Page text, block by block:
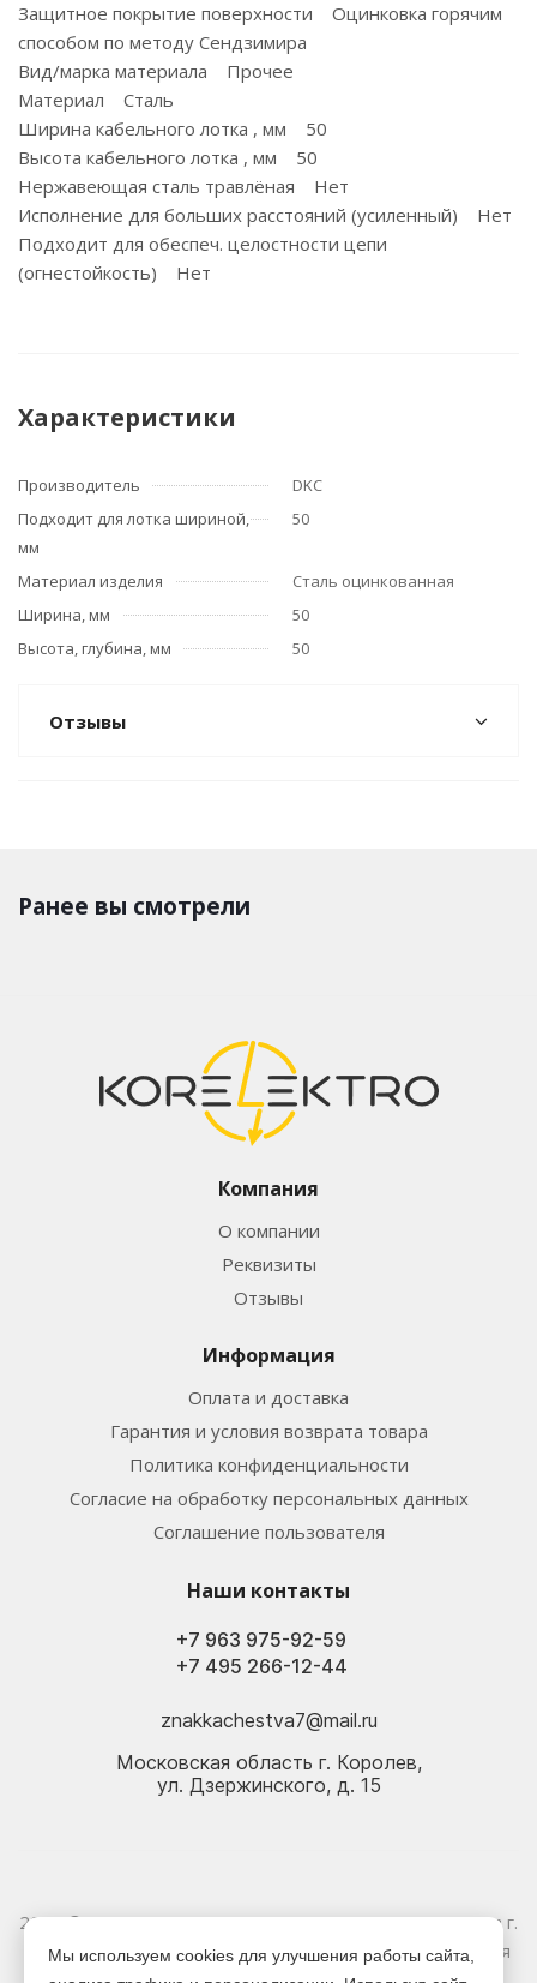
Защитное покрытие поверхности Оцинковка горячим
способом по методу Сендзимира
Вид/марка материала Прочее
Материал Сталь
Ширина кабельного лотка , мм 50
Высота кабельного лотка , мм 50
Нержавеющая сталь травлёная Нет
Исполнение для больших расстояний (усиленный) Нет
Подходит для обеспеч. целостности цепи
(огнестойкость) Нет
Характеристики
Производитель
DKC
Подходит для лотка шириной,
мм
50
Материал изделия
Сталь оцинкованная
Ширина, мм
50
Высота, глубина, мм
50
Отзывы
Ранее вы смотрели
Компания
О компании
Реквизиты
Отзывы
Информация
Оплата и доставка
Гарантия и условия возврата товара
Политика конфиденциальности
Согласие на обработку персональных данных
Соглашение пользователя
Наши контакты
+7 495 266-12-44
+7 963 975-92-59
znakkachestva7@mail.ru
Московская область г. Королев,
ул. Дзержинского, д. 15
2026 © Электрика оптом и в розницу - Магазин-склад в г.
Королёв. Информация, указанная на сайте, не является
Мы используем cookies для улучшения работы сайта,